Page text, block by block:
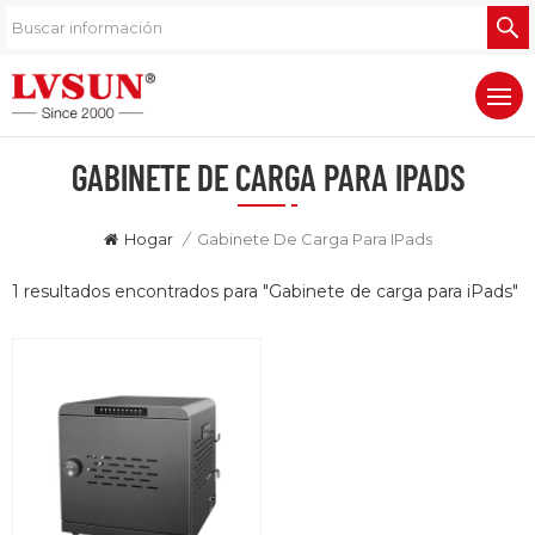
GABINETE DE CARGA PARA IPADS
Hogar / Gabinete De Carga Para IPads
1 resultados encontrados para "Gabinete de carga para iPads"